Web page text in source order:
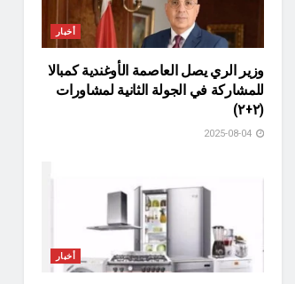
أخبار
وزير الري يصل العاصمة الأوغندية كمبالا
للمشاركة في الجولة الثانية لمشاورات
(٢+٢)
أخبار